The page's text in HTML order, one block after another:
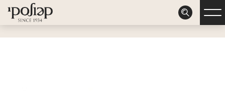
דלג לסרגל הניווט
דלג לתוכן